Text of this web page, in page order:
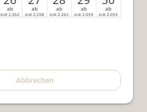
ab
EUR 2.262
ab
EUR 2.258
ab
EUR 2.262
ab
EUR 2.059
ab
EUR 2.055
Abbrechen